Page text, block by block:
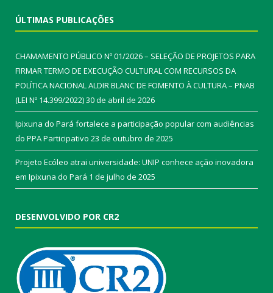
ÚLTIMAS PUBLICAÇÕES
CHAMAMENTO PÚBLICO Nº 01/2026 – SELEÇÃO DE PROJETOS PARA
FIRMAR TERMO DE EXECUÇÃO CULTURAL COM RECURSOS DA
POLÍTICA NACIONAL ALDIR BLANC DE FOMENTO À CULTURA – PNAB
(LEI Nº 14.399/2022)30 de abril de 2026
Ipixuna do Pará fortalece a participação popular com audiências
do PPA Participativo 23 de outubro de 2025
Projeto Ecóleo atrai universidade: UNIP conhece ação inovadora
em Ipixuna do Pará 1 de julho de 2025
DESENVOLVIDO POR CR2